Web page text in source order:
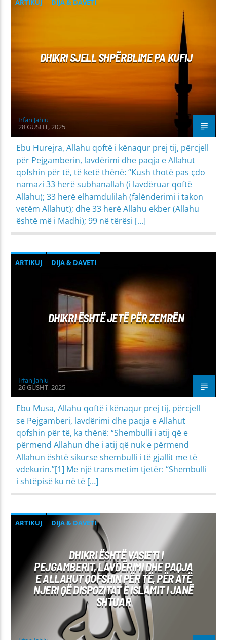
ARTIKUJ
DIJA & DAVETI
DHIKRI SJELL SHPËRBLIME PA KUFIJ
Irfan Jahiu
28 GUSHT, 2025
Ebu Hurejra, Allahu qoftë i kënaqur prej tij, përcjell
për Pejgamberin, lavdërimi dhe paqja e Allahut
qofshin për të, të ketë thënë: “Kush thotë pas çdo
namazi 33 herë subhanallah (i lavdëruar qoftë
Allahu); 33 herë elhamdulilah (falënderimi i takon
vetëm Allahut); dhe 33 herë Allahu ekber (Allahu
është më i Madhi); 99 në tërësi […]
ARTIKUJ
DIJA & DAVETI
PROBLEME SHPIRTËRORE & SHOQËRORE
DHIKRI ËSHTË JETË PËR ZEMRËN
Irfan Jahiu
26 GUSHT, 2025
Ebu Musa, Allahu qoftë i kënaqur prej tij, përcjell
se Pejgamberi, lavdërimi dhe paqja e Allahut
qofshin për të, ka thënë: “Shembulli i atij që e
përmend Allahun dhe i atij që nuk e përmend
Allahun është sikurse shembulli i të gjallit me të
vdekurin.”[1] Me një transmetim tjetër: “Shembulli
i shtëpisë ku në të […]
ARTIKUJ
DIJA & DAVETI
MIRËSJELLJA - EDUKATA FETARE
PROBLEME SHPIRTËRORE & SHOQËRORE
DHIKRI ËSHTË VASIETI I
PEJGAMBERIT, LAVDËRIMI DHE PAQJA
E ALLAHUT QOFSHIN PËR TË, PËR ATË
NJERI QË DISPOZITAT E ISLAMIT I JANË
SHTUAR